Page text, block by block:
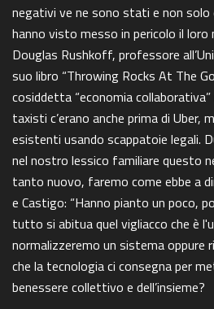
negativi ve ne sono stati e non solo
hanno visto messo in pericolo il loro
Douglas Rushkoff, professore
suo libro “Throwing Rocks At The
cosiddetta “economia
taxisti c’erano anche prima di Uber,
esistenti usando scappatoie legali.
nel nostro lessico familiare questo
tanto nuovo, faremo come ebbe a
e Castigo: “Hanno pianto un poco,
tutto si abitua quel vigliacco che è
normalizzeremo un sistema oppure
che la tecnologia ci consegna per
benessere collettivo e dell’insieme?